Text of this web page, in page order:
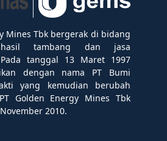
Mines Tbk bergerak di bidang
hasil tambang dan jasa
tanggal 13 Maret 1997
dengan nama PT Bumi
yang kemudian berubah
Golden Energy Mines Tbk
2010.